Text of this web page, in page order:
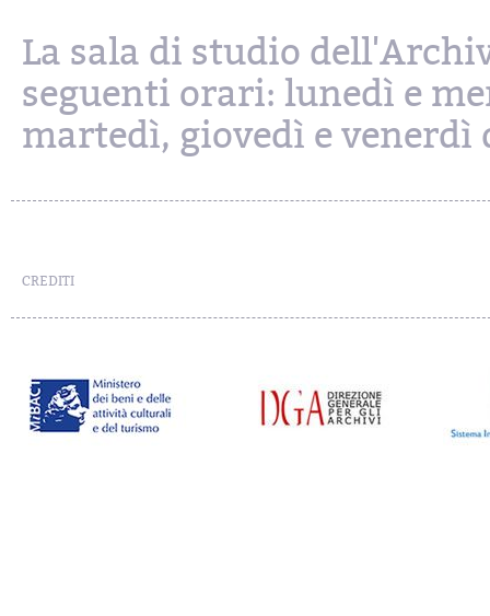
La sala di studio
seguenti orari: lunedì e
martedì, giovedì e venerdì
CREDITI